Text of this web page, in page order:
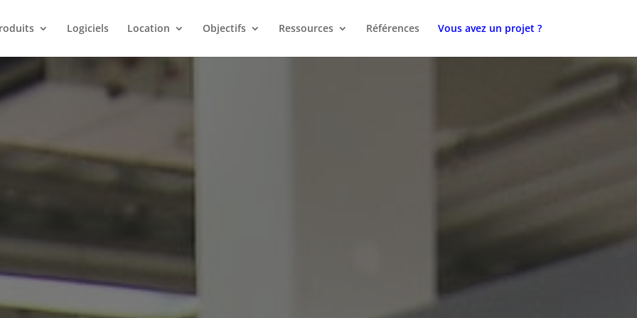
Logiciels Location Objectifs Ressources Références Vous avez un projet ?